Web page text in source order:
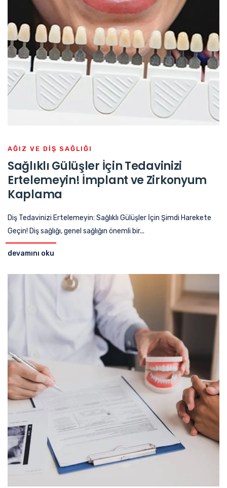
AĞIZ VE DIŞ SAĞLIĞI
Sağlıklı Gülüşler İçin Tedavinizi
Ertelemeyin! İmplant ve Zirkonyum
Kaplama
Diş Tedavinizi Ertelemeyin: Sağlıklı Gülüşler İçin Şimdi Harekete
Geçin! Diş sağlığı, genel sağlığın önemli bir...
devamını oku